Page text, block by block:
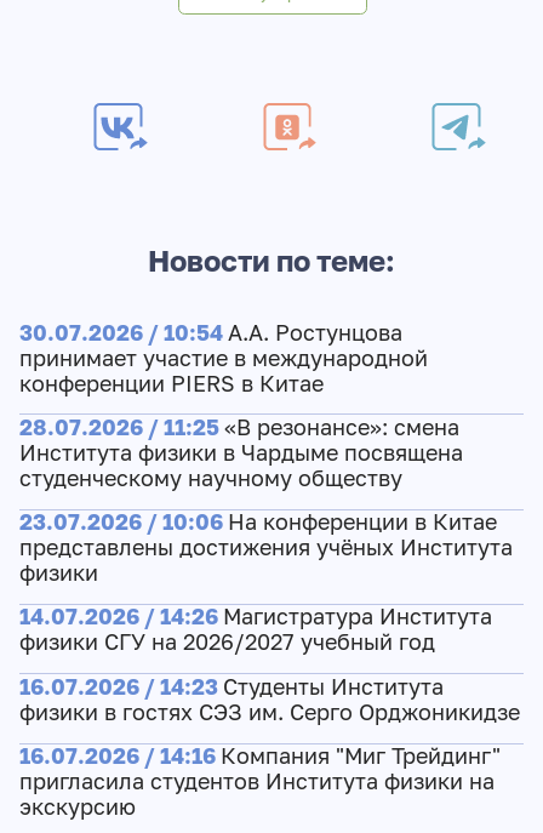
Новости по теме:
30.07.2026 / 10:54 А.А. Ростунцова
принимает участие в международной
конференции PIERS в Китае
28.07.2026 / 11:25«В резонансе»: смена
Института физики в Чардыме посвящена
студенческому научному обществу
23.07.2026 / 10:06 На конференции в Китае
представлены достижения учёных Института
физики
14.07.2026 / 14:26 Магистратура Института
физики СГУ на 2026/2027 учебный год
16.07.2026 / 14:23 Студенты Института
физики в гостях СЭЗ им. Серго Орджоникидзе
16.07.2026 / 14:16 Компания "Миг Трейдинг"
пригласила студентов Института физики на
экскурсию